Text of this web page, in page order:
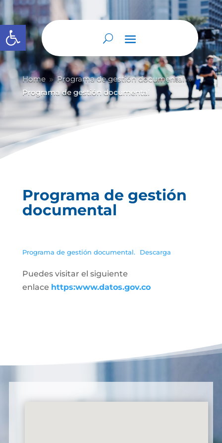
Abrir barra de herramientas
Home 9 Programa de gestión documental 9
Programa de gestión documental
Programa de gestión
documental
Programa de gestión documental. Descarga
Puedes visitar el siguiente
enlace https:www.datos.gov.co